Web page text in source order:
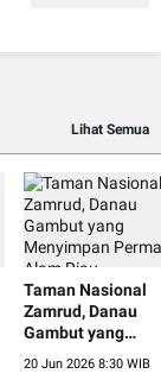
Lihat Semua
Taman Nasional
Zamrud, Danau
Gambut yang
Menyimpan
20 Jun 2026 8:30 WIB